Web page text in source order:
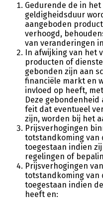
Gedurende de in
geldigheidsduur
aangeboden
verhoogd,
van veranderingen
In afwijking van het
producten of
gebonden zijn aan
financiële markt en
invloed op heeft,
Deze
feit dat eventueel
zijn, worden bij het
Prijsverhogingen
totstandkoming van
toegestaan indien
regelingen of
Prijsverhogingen
totstandkoming van
toegestaan indien
heeft en: